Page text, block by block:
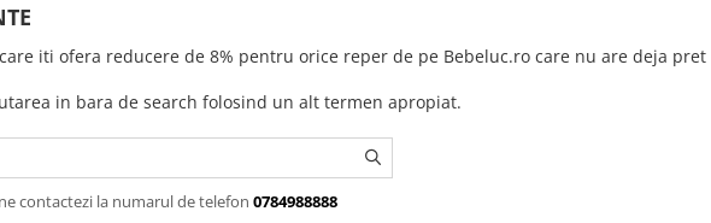
iti ofera reducere de 8% pentru orice reper de pe Bebeluc.ro care nu are deja pret
in bara de search folosind un alt termen apropiat.
contactezi la numarul de telefon 0784988888